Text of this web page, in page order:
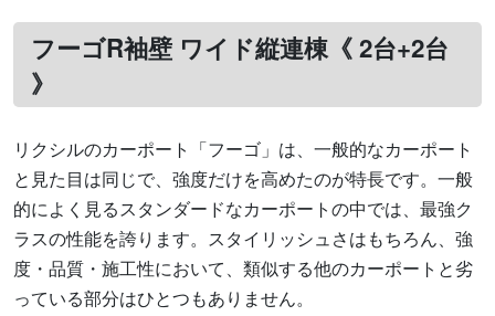
フーゴR袖壁 ワイド縦連棟《 2台+2台
》
リクシルのカーポート「フーゴ」は、一般的なカーポート
と見た目は同じで、強度だけを高めたのが特長です。一般
的によく見るスタンダードなカーポートの中では、最強ク
ラスの性能を誇ります。スタイリッシュさはもちろん、強
度・品質・施工性において、類似する他のカーポートと劣
っている部分はひとつもありません。